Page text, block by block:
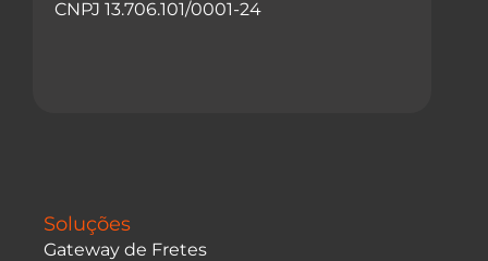
CNPJ 13.706.101/0001-24
Soluções
Gateway de Fretes